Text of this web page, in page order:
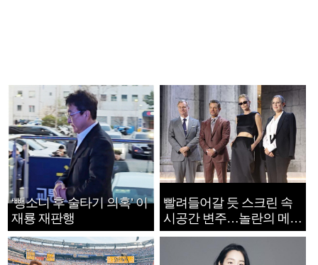
‘뺑소니 후 술타기 의혹’ 이
재룡 재판행
빨려들어갈 듯 스크린 속
시공간 변주…놀란의 메시
지는 ‘전쟁 속죄’